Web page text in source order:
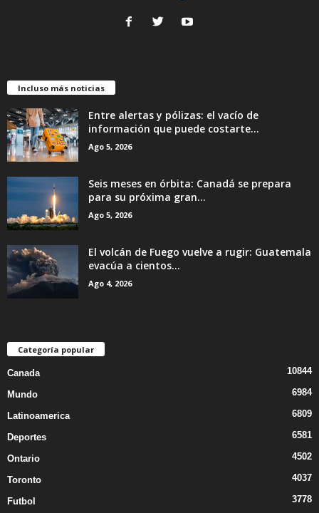
Incluso más noticias
Entre alertas y pólizas: el vacío de
información que puede costarte...
Ago 5, 2026
Seis meses en órbita: Canadá se prepara
para su próxima gran...
Ago 5, 2026
El volcán de Fuego vuelve a rugir: Guatemala
evacúa a cientos...
Ago 4, 2026
Categoría popular
Canada 10844
Mundo 6984
Latinoamerica 6809
Deportes 6581
Ontario 4502
Toronto 4037
Futbol 3778